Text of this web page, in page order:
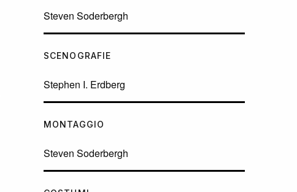
Steven Soderbergh
SCENOGRAFIE
Stephen I. Erdberg
MONTAGGIO
Steven Soderbergh